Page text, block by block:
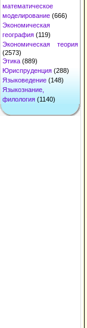
математическое
моделирование (666)
Экономическая
география (119)
Экономическая теория
(2573)
Этика (889)
Юриспруденция (288)
Языковедение (148)
Языкознание,
филология (1140)